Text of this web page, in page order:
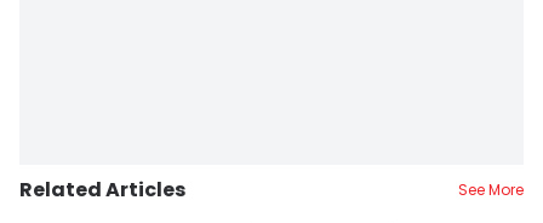
Related Articles See More